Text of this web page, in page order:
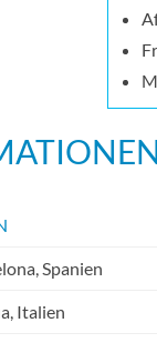
Spanien
Italien